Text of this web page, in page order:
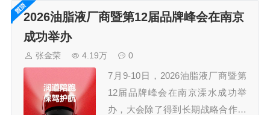
2026油脂液厂商暨第12届品牌峰会在南京
成功举办
张金荣 4.19万 0
7月9-10日，2026油脂液厂商暨第
12届品牌峰会在南京溧水成功举
办，大会除了得到长期战略合作伙